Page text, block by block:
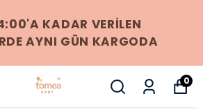
SERTIFIKASI ILE %100
ÖDEME
0